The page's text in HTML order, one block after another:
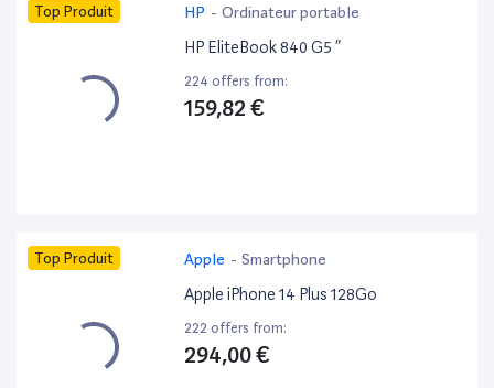
Top Produit HP - Ordinateur portable
HP EliteBook 840 G5 ”
224 offers from:
159,82 €
Top Produit Apple - Smartphone
Apple iPhone 14 Plus 128Go
222 offers from:
294,00 €